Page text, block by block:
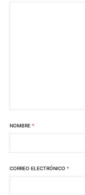
NOMBRE *
CORREO ELECTRÓNICO *